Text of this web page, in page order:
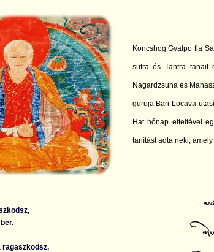
Koncshog Gyalpo fia
sutra és Tantra tanait
Nagardzsuna és
guruja Bari Locava
Hat hónap elteltéveI
tanítást adta neki,
ragaszkodsz,